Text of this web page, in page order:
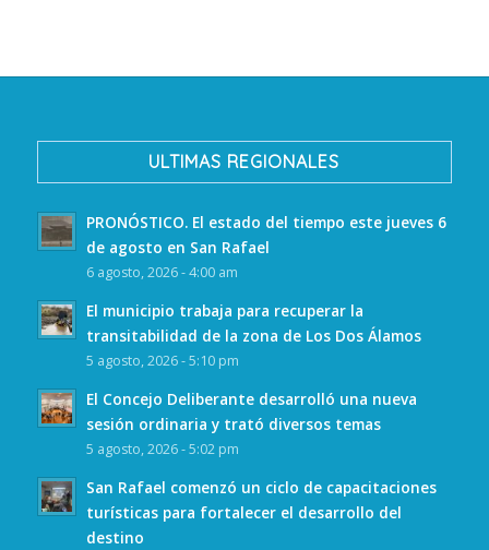
ULTIMAS REGIONALES
PRONÓSTICO. El estado del tiempo este jueves 6
de agosto en San Rafael
6 agosto, 2026 - 4:00 am
El municipio trabaja para recuperar la
transitabilidad de la zona de Los Dos Álamos
5 agosto, 2026 - 5:10 pm
El Concejo Deliberante desarrolló una nueva
sesión ordinaria y trató diversos temas
5 agosto, 2026 - 5:02 pm
San Rafael comenzó un ciclo de capacitaciones
turísticas para fortalecer el desarrollo del
destino